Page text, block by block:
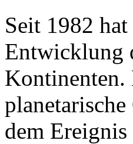
Seit 1982
Entwicklung
Kontinenten.
dem